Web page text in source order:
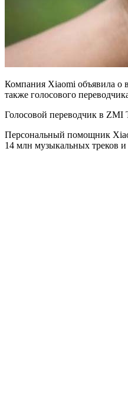
Компания Xiaomi объявила о
также голосового
Голосовой переводчик в ZMI
Персональный помощник
14 млн музыкальных треков и